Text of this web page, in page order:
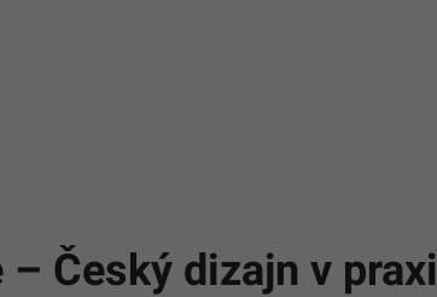
– Český dizajn v praxi